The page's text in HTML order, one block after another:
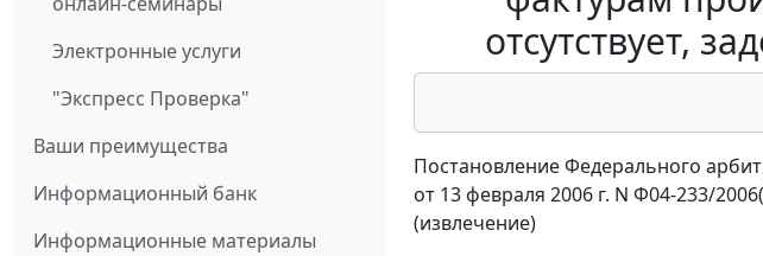
Электронные услуги
"Экспресс Проверка"
Ваши преимущества
Информационный банк
Информационные материалы
отсутствует,
Постановление Федерального
от 13 февраля 2006 г. N Ф04-233/
(извлечение)